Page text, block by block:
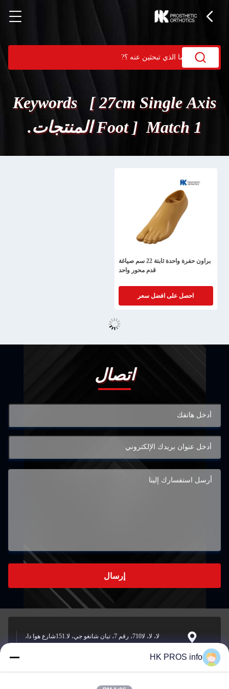
Keywords [ 27cm Single Axis
Foot ] Match 1 المنتجات.
براون حفرة واحدة ثابتة 22 سم صياغة
قدم محور واحد
احصل على افضل سعر
اتصال
إرسال
لا، لا، لا710، رقم 7، تيان شانغو جي، لا.151شارع هوا دا،
HK PROS info